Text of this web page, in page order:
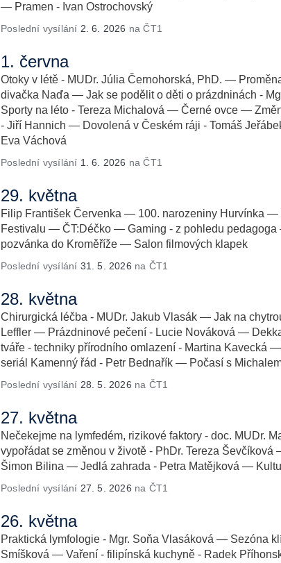
— Pramen - Ivan Ostrochovský
Poslední vysílání 2. 6. 2026 na ČT1
1. června
Otoky v létě - MUDr. Júlia Černohorská, PhD. —
divačka Naďa — Jak se podělit o děti o prázdninách -
Sporty na léto - Tereza Michalová — Černé ovce —
- Jiří Hannich — Dovolená v Českém ráji - Tomáš
Eva Váchová
Poslední vysílání 1. 6. 2026 na ČT1
29. května
Filip František Červenka — 100. narozeniny Hurvínka —
Festivalu — ČT:Déčko — Gaming - z pohledu
pozvánka do Kroměříže — Salon filmových klapek
Poslední vysílání 31. 5. 2026 na ČT1
28. května
Chirurgická léčba - MUDr. Jakub Vlasák — Jak na
Leffler — Prázdninové pečení - Lucie Nováková —
tváře - techniky přírodního omlazení - Martina Kavecká
seriál Kamenný řád - Petr Bednařík — Počasí s
Poslední vysílání 28. 5. 2026 na ČT1
27. května
Nečekejme na lymfedém, rizikové faktory - doc. MUDr.
vypořádat se změnou v životě - PhDr. Tereza
Šimon Bilina — Jedlá zahrada - Petra Matějková —
Poslední vysílání 27. 5. 2026 na ČT1
26. května
Praktická lymfologie - Mgr. Soňa Vlasáková — Sezóna
Smíšková — Vaření - filipínská kuchyně - Radek